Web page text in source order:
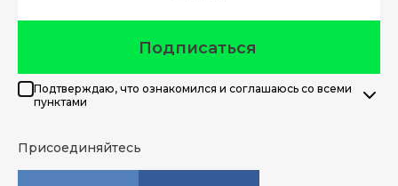
Подписаться
Подтверждаю, что ознакомился и соглашаюсь со всеми
пунктами
Присоединяйтесь